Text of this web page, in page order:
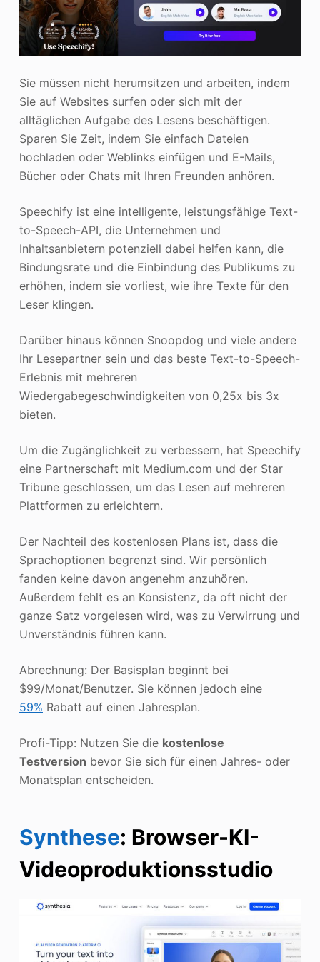
Sie müssen nicht herumsitzen und arbeiten, indem
Sie auf Websites surfen oder sich mit der
alltäglichen Aufgabe des Lesens beschäftigen.
Sparen Sie Zeit, indem Sie einfach Dateien
hochladen oder Weblinks einfügen und E-Mails,
Bücher oder Chats mit Ihren Freunden anhören.
Speechify ist eine intelligente, leistungsfähige Text-
to-Speech-API, die Unternehmen und
Inhaltsanbietern potenziell dabei helfen kann, die
Bindungsrate und die Einbindung des Publikums zu
erhöhen, indem sie vorliest, wie ihre Texte für den
Leser klingen.
Darüber hinaus können Snoopdog und viele andere
Ihr Lesepartner sein und das beste Text-to-Speech-
Erlebnis mit mehreren
Wiedergabegeschwindigkeiten von 0,25x bis 3x
bieten.
Um die Zugänglichkeit zu verbessern, hat Speechify
eine Partnerschaft mit Medium.com und der Star
Tribune geschlossen, um das Lesen auf mehreren
Plattformen zu erleichtern.
Der Nachteil des kostenlosen Plans ist, dass die
Sprachoptionen begrenzt sind. Wir persönlich
fanden keine davon angenehm anzuhören.
Außerdem fehlt es an Konsistenz, da oft nicht der
ganze Satz vorgelesen wird, was zu Verwirrung und
Unverständnis führen kann.
Abrechnung: Der Basisplan beginnt bei
$99/Monat/Benutzer. Sie können jedoch eine
59% Rabatt auf einen Jahresplan.
Profi-Tipp: Nutzen Sie die kostenlose
Testversion bevor Sie sich für einen Jahres- oder
Monatsplan entscheiden.
Synthese: Browser-KI-
Videoproduktionsstudio